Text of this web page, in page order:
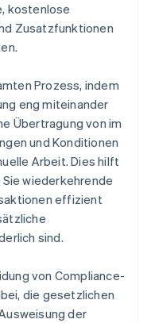
kostenlose
Zusatzfunktionen
Prozess, indem
eng miteinander
Übertragung von im
und Konditionen
Arbeit. Dies hilft
wiederkehrende
effizient
sind.
von Compliance-
die gesetzlichen
der